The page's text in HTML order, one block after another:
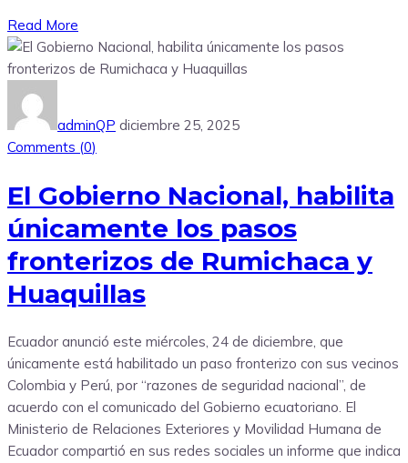
Read More
adminQP diciembre 25, 2025
Comments (0)
El Gobierno Nacional, habilita
únicamente los pasos
fronterizos de Rumichaca y
Huaquillas
Ecuador anunció este miércoles, 24 de diciembre, que
únicamente está habilitado un paso fronterizo con sus vecinos
Colombia y Perú, por “razones de seguridad nacional”, de
acuerdo con el comunicado del Gobierno ecuatoriano. El
Ministerio de Relaciones Exteriores y Movilidad Humana de
Ecuador compartió en sus redes sociales un informe que indica